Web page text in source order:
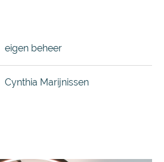
eigen beheer
Cynthia Marijnissen